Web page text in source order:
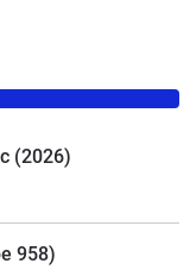
(2026)
958)